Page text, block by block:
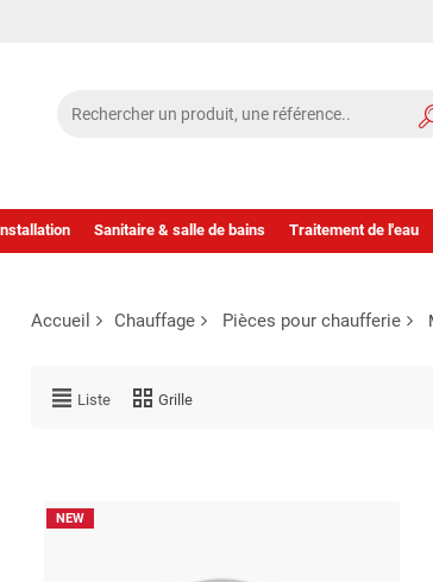
Sanitaire & salle de bains Traitement de l'eau
Accueil Chauffage Pièces pour chaufferie
Liste Grille
NEW